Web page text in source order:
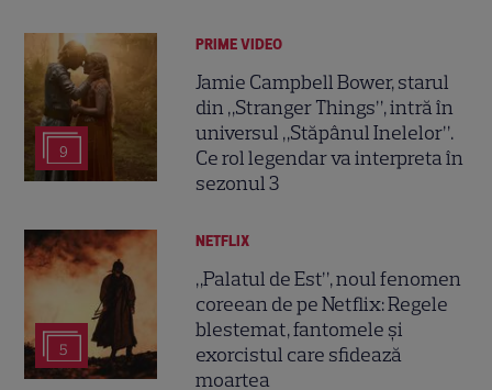
9
PRIME VIDEO
Jamie Campbell Bower, starul
din „Stranger Things”, intră în
universul „Stăpânul Inelelor”.
Ce rol legendar va interpreta în
sezonul 3
5
NETFLIX
„Palatul de Est”, noul fenomen
coreean de pe Netflix: Regele
blestemat, fantomele și
exorcistul care sfidează
moartea